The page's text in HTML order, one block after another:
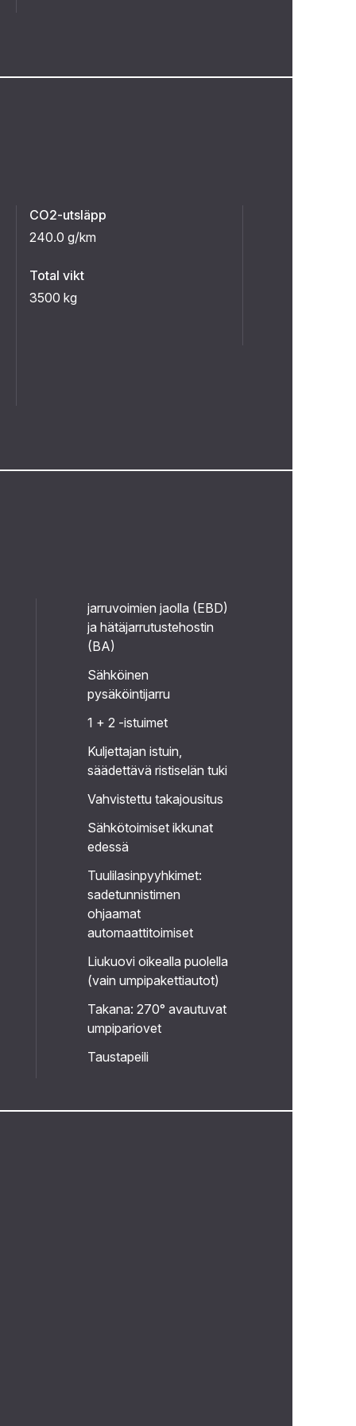
CO2-utsläpp
240.0 g/km
Total vikt
3500 kg
jarruvoimien jaolla (EBD)
ja hätäjarrutustehostin
(BA)
Sähköinen
pysäköintijarru
1 + 2 -istuimet
Kuljettajan istuin,
säädettävä ristiselän tuki
Vahvistettu takajousitus
Sähkötoimiset ikkunat
edessä
Tuulilasinpyyhkimet:
sadetunnistimen
ohjaamat
automaattitoimiset
Liukuovi oikealla puolella
(vain umpipakettiautot)
Takana: 270° avautuvat
umpipariovet
Taustapeili